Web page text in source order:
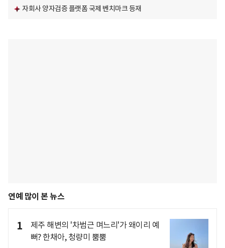
자회사 양자검증 플랫폼 국제 벤치마크 등재
연예 많이 본 뉴스
1
제주 해변의 '차범근 며느리'가 왜이리 예
뻐? 한채아, 청량미 뿜뿜